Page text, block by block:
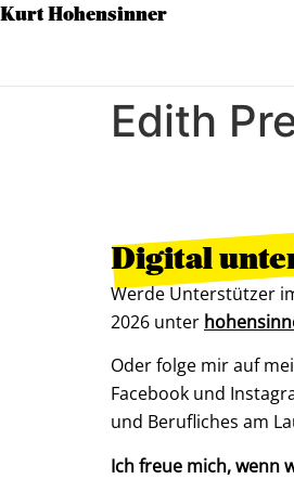
Kurt Hohensinner
Edith
Digital
Werde Unterstützer
2026 unter
Oder folge mir auf
Facebook und
und Berufliches am
Ich freue mich, wenn